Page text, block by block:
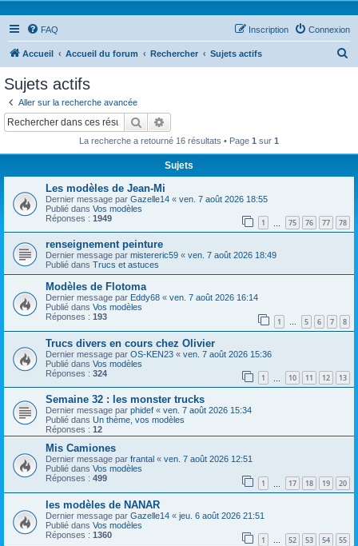
FAQ Connexion
Inscription
Accueil Accueil du forum Rechercher Sujets actifs
Sujets actifs
Aller sur la recherche avancée
Rechercher
La recherche a retourné 16 résultats • Page 1 sur 1
Sujets
Les modèles de Jean-Mi
Dernier message par Gazelle14 « ven. 7 août 2026 18:55
Publié dans Vos modèles
Réponses : 1949 1 75 76 77 78
renseignement peinture
Dernier message par mistereric59 « ven. 7 août 2026 18:49
Publié dans Trucs et astuces
Modèles de Flotoma
Dernier message par Eddy68 « ven. 7 août 2026 16:14
Publié dans Vos modèles
Réponses : 193 1 … 5 6 7 8
Trucs divers en cours chez Olivier
Dernier message par OS-KEN23 « ven. 7 août 2026 15:36
Publié dans Vos modèles
Réponses : 324 1 10 11 12 13
Semaine 32 : les monster trucks
Dernier message par phidef « ven. 7 août 2026 15:34
Publié dans Un thème, vos modèles
Réponses : 12
Mis Camiones
Dernier message par frantal « ven. 7 août 2026 12:51
Publié dans Vos modèles
Réponses : 499 1 17 18 19 20
les modèles de NANAR
Dernier message par Gazelle14 « jeu. 6 août 2026 21:51
Publié dans Vos modèles
Réponses : 1360 1 … 52 53 54 55